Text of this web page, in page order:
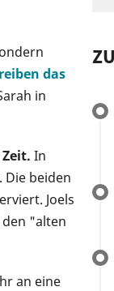
das
in
In
beiden
Joels
"alten
an eine